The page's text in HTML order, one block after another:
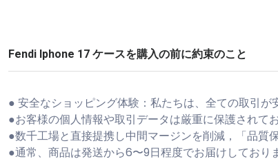
Fendi Iphone 17 ケースを購入の前に約束のこと
● 安全なショッピング体験：私たちは、全ての取引が
●お客様の個人情報や取引データは厳重に保護されて
●数千工場と直接提携し中間マージンを削減，「品質
●通常、商品は発送から6〜9日程度でお届けしており